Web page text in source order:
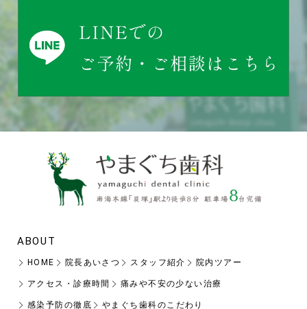
ABOUT
HOME 院長あいさつ スタッフ紹介 院内ツアー
アクセス・診療時間 痛みや不安の少ない治療
感染予防の徹底 やまぐち歯科のこだわり